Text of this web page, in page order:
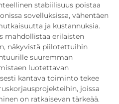
stabiilisuus poistaa
sovelluksissa, vähentäen
ja kustannuksia.
mahdollistaa erilaisten
näkyvistä piilotettuihin
suuremman
luotettavan
kantava toiminto tekee
joissa
on ratkaisevan tärkeää.